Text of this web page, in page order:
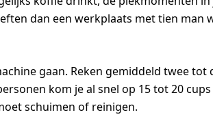
dan een werkplaats met tien man
gaan. Reken gemiddeld twee
kom je al snel op 15 tot 20
schuimen of reinigen.